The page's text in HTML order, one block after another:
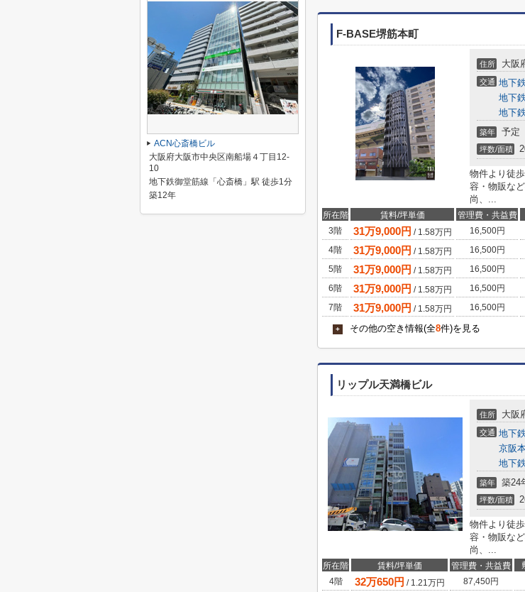
F-BASE堺筋本町
住所 大阪
交通 地下
地下
地下
築年 予定
坪数/面積
物件より徒
容・物販な
尚、...
所在階 賃料/坪単価 管理費・共益費
3階
31万9,000円 / 1.58万円 16,500円
4階
31万9,000円 / 1.58万円 16,500円
5階
31万9,000円 / 1.58万円 16,500円
6階
31万9,000円 / 1.58万円 16,500円
7階
31万9,000円 / 1.58万円 16,500円
+ その他の空き情報(全8件)を見る
リップル天満橋ビル
住所 大阪
交通 地下
京阪
地下
築年 築24
坪数/面積
物件より徒
容・物販な
尚、...
所在階 賃料/坪単価 管理費・共益費
4階
32万650円 / 1.21万円 87,450円
ACN心斎橋ビル
大阪府大阪市中央区南船場４丁目12-
10
地下鉄御堂筋線「心斎橋」駅 徒歩1分
築12年